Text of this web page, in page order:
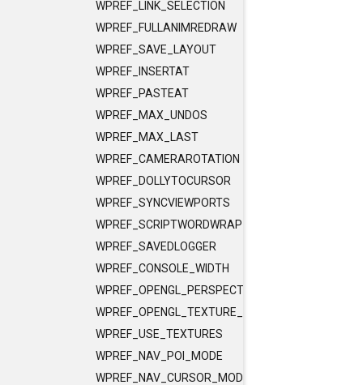
WPREF_LINK_SELECTION
WPREF_FULLANIMREDRAW
WPREF_SAVE_LAYOUT
WPREF_INSERTAT
WPREF_PASTEAT
WPREF_MAX_UNDOS
WPREF_MAX_LAST
WPREF_CAMERAROTATION
WPREF_DOLLYTOCURSOR
WPREF_SYNCVIEWPORTS
WPREF_SCRIPTWORDWRAP
WPREF_SAVEDLOGGER
WPREF_CONSOLE_WIDTH
WPREF_OPENGL_PERSPECT
WPREF_OPENGL_TEXTURE_FILTERING
WPREF_USE_TEXTURES
WPREF_NAV_POI_MODE
WPREF_NAV_CURSOR_MODE